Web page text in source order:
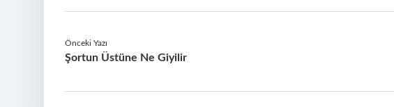
Önceki Yazı
Şortun Üstüne Ne Giyilir